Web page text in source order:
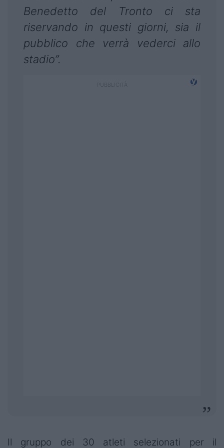
Benedetto del Tronto ci sta
riservando in questi giorni, sia il
pubblico che verrà vederci allo
stadio”.
Il gruppo dei 30 atleti selezionati per il